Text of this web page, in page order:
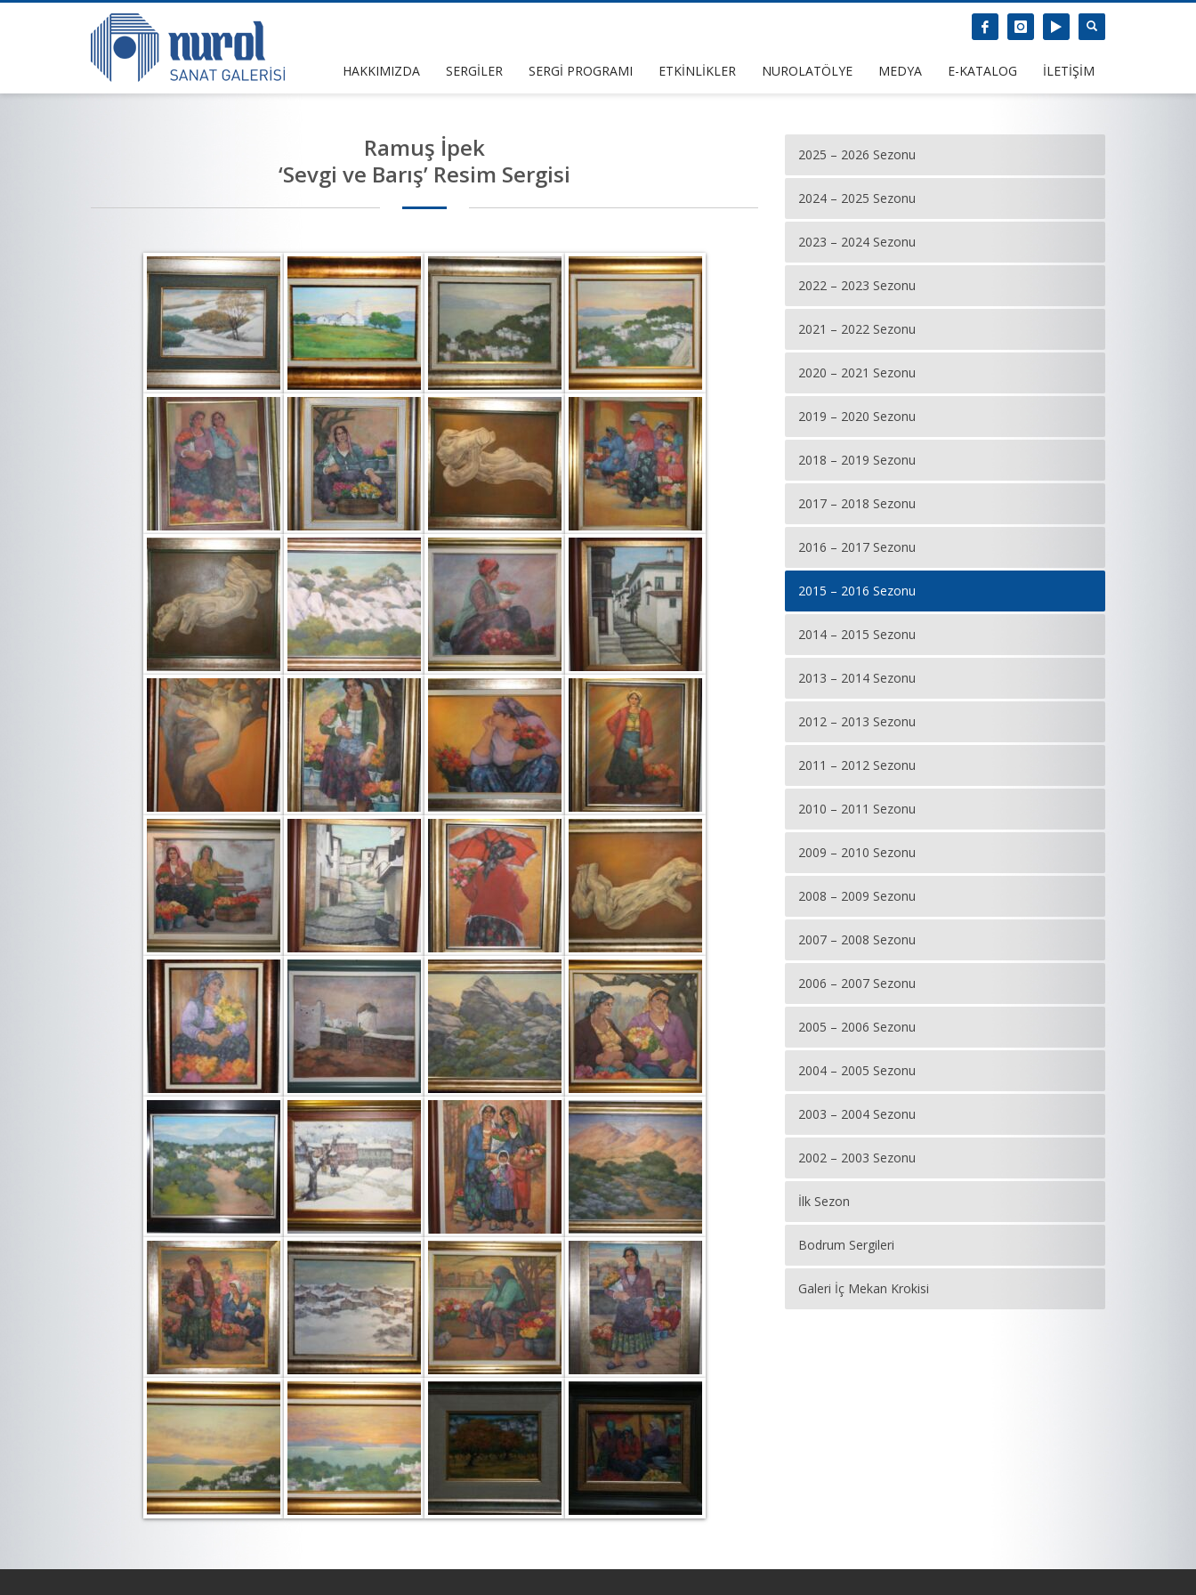
HAKKIMIZDA SERGİLER SERGİ PROGRAMI ETKİNLİKLER NUROLATÖLYE MEDYA E-KATALOG İLETİŞİM
Ramuş İpek
‘Sevgi ve Barış’ Resim Sergisi
2025 – 2026 Sezonu
2024 – 2025 Sezonu
2023 – 2024 Sezonu
2022 – 2023 Sezonu
2021 – 2022 Sezonu
2020 – 2021 Sezonu
2019 – 2020 Sezonu
2018 – 2019 Sezonu
2017 – 2018 Sezonu
2016 – 2017 Sezonu
2015 – 2016 Sezonu
2014 – 2015 Sezonu
2013 – 2014 Sezonu
2012 – 2013 Sezonu
2011 – 2012 Sezonu
2010 – 2011 Sezonu
2009 – 2010 Sezonu
2008 – 2009 Sezonu
2007 – 2008 Sezonu
2006 – 2007 Sezonu
2005 – 2006 Sezonu
2004 – 2005 Sezonu
2003 – 2004 Sezonu
2002 – 2003 Sezonu
İlk Sezon
Bodrum Sergileri
Galeri İç Mekan Krokisi